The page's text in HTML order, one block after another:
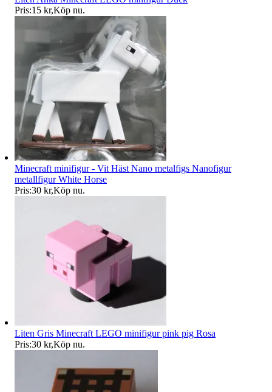
Pris:15 kr,Köp nu.
Minecraft minifigur - Vit Häst Nano metalfigs Nanofigur
metallfigur White Horse
Pris:30 kr,Köp nu.
Liten Gris Minecraft LEGO minifigur pink pig Rosa
Pris:30 kr,Köp nu.